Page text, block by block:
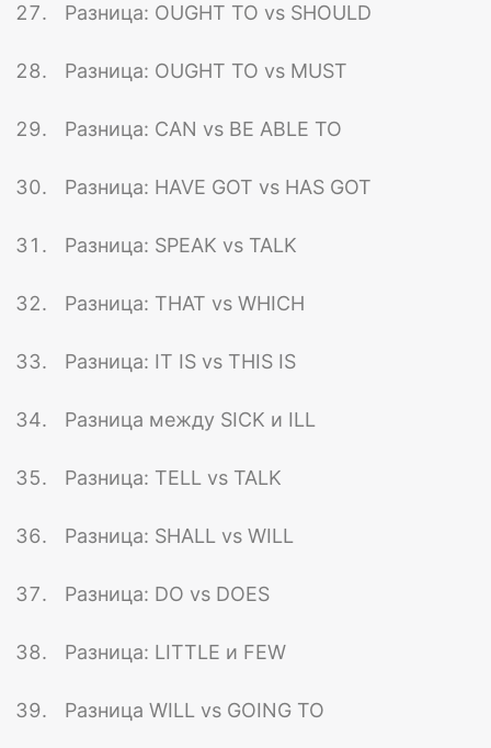
Разница: OUGHT TO vs SHOULD
Разница: OUGHT TO vs MUST
Разница: CAN vs BE ABLE TO
Разница: HAVE GOT vs HAS GOT
Разница: SPEAK vs TALK
Разница: THAT vs WHICH
Разница: IT IS vs THIS IS
Разница между SICK и ILL
Разница: TELL vs TALK
Разница: SHALL vs WILL
Разница: DO vs DOES
Разница: LITTLE и FEW
Разница WILL vs GOING TO